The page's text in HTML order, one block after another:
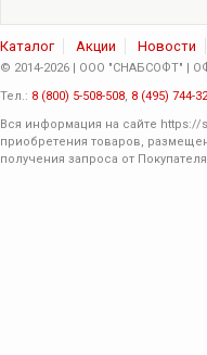
Каталог Акции Новости
© 2014-2026 | ООО "СНАБСОФТ" |
Тел.: 8 (800) 5-508-508, 8 (495) 744-
Вся информация на сайте https://
приобретения товаров,
получения запроса от